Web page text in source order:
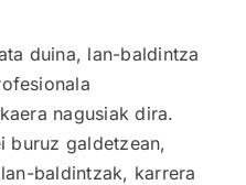
duina, lan-baldintza
nagusiak dira.
buruz galdetzean,
baldintzak, karrera